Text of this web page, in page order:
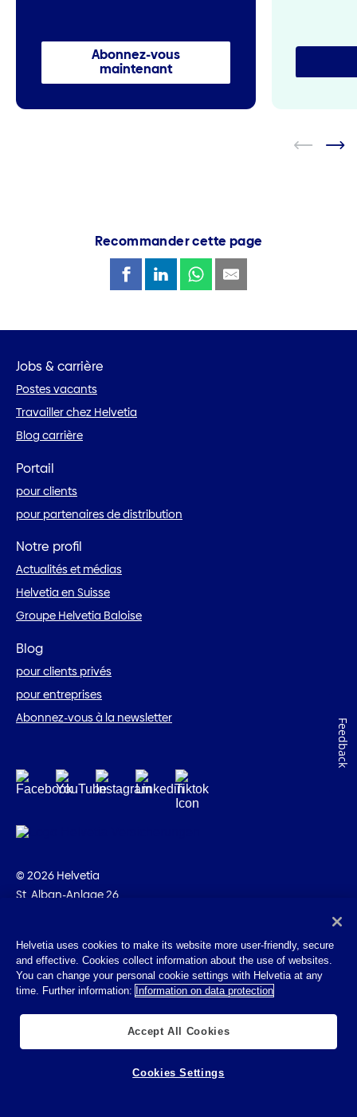
Abonnez-vous
maintenant
Recommander cette page
Jobs & carrière
Postes vacants
Travailler chez Helvetia
Blog carrière
Portail
pour clients
pour partenaires de distribution
Notre profil
Actualités et médias
Helvetia en Suisse
Groupe Helvetia Baloise
Blog
pour clients privés
pour entreprises
Abonnez-vous à la newsletter
© 2026 Helvetia
St. Alban-Anlage 26
Impressum
Indications juridiques
Helvetia uses cookies to make its website more user-friendly, secure
and effective. Cookies collect information about the use of websites.
You can change your personal cookie settings with Helvetia at any
time. Further information: Information on data protection
Accept All Cookies
Cookies Settings
Feedback